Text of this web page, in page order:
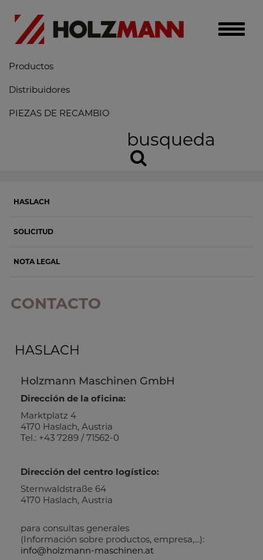
Toggle
Productos
Distribuidores
PIEZAS DE RECAMBIO
busqueda
CONTACTO
HASLACH
Holzmann Maschinen GmbH
Dirección de la oficina:
Marktplatz 4
4170 Haslach, Austria
Tel.: +43 7289 / 71562-0
Dirección del centro logístico:
Sternwaldstraße 64
4170 Haslach, Austria
para consultas generales
(Información sobre productos, empresa,...):
info@holzmann-maschinen.at
HASLACH
SOLICITUD
NOTA LEGAL